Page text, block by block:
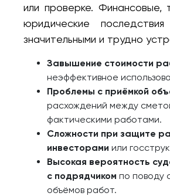
или проверке. Финансовые,
юридические
значительными и трудно
Завышение стоимости
неэффективное
Проблемы с приёмкой
расхождений между
фактическими работами.
Сложности при защите
инвесторами или
Высокая вероятность
с подрядчиком по поводу
объёмов работ.